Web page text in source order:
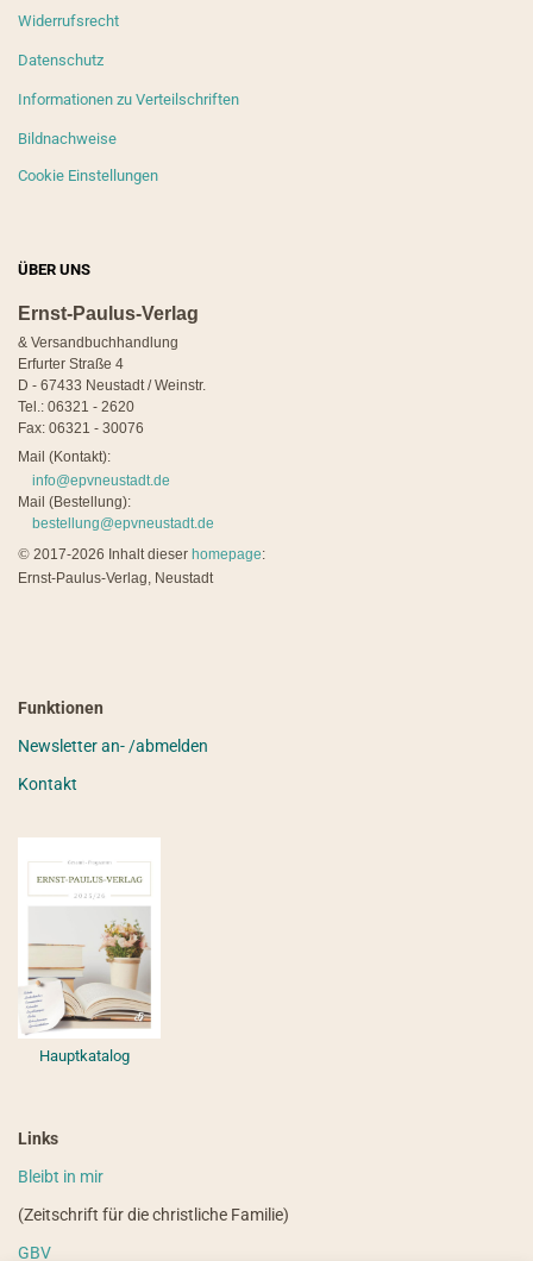
Widerrufsrecht
Datenschutz
Informationen zu Verteilschriften
Bildnachweise
Cookie Einstellungen
ÜBER UNS
Ernst-Paulus-Verlag
& Versandbuchhandlung
Erfurter Straße 4
D - 67433 Neustadt / Weinstr.
Tel.: 06321 - 2620
Fax: 06321 - 30076
Mail (Kontakt):
info@epvneustadt.de
Mail (Bestellung):
bestellung@epvneustadt.de
© 2017-2026 Inhalt dieser homepage:
Ernst-Paulus-Verlag, Neustadt
Funktionen
Newsletter an- /abmelden
Kontakt
Hauptkatalog
Links
Bleibt in mir
(Zeitschrift für die christliche Familie)
GBV